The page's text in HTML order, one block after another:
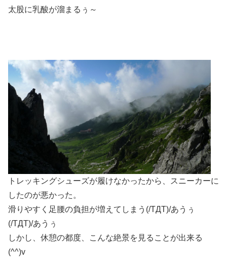
太股に乳酸が溜まるぅ～
トレッキングシューズが履けなかったから、スニーカーに
したのが悪かった。
滑りやすく足腰の負担が増えてしまう(/TДT)/あうぅ
(/TДT)/あうぅ
しかし、休憩の都度、こんな絶景を見ることが出来る
(^^)v